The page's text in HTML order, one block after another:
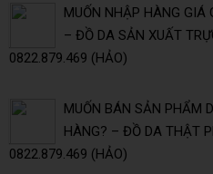
MUỐN NHẬP HÀNG GIÁ
– ĐỒ DA SẢN XUẤT
0822.879.469 (HẢO)
MUỐN BÁN SẢN PHẨM
HÀNG? – ĐỒ DA THẬT
0822.879.469 (HẢO)